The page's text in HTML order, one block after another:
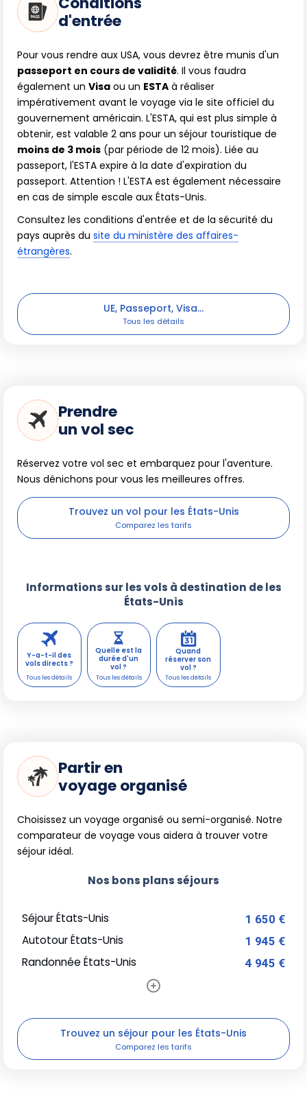
d'entrée
Pour vous rendre aux USA, vous devrez être munis d'un
passeport en cours de validité. Il vous faudra
également un Visa ou un ESTA à réaliser
impérativement avant le voyage via le site officiel du
gouvernement américain. L'ESTA, qui est plus simple à
obtenir, est valable 2 ans pour un séjour touristique de
moins de 3 mois (par période de 12 mois). Liée au
passeport, l'ESTA expire à la date d'expiration du
passeport. Attention ! L'ESTA est également nécessaire
en cas de simple escale aux États-Unis.
Consultez les conditions d'entrée et de la sécurité du
pays auprès du site du ministère des affaires-
étrangères.
UE, Passeport, Visa...
Prendre
un vol sec
Réservez votre vol sec et embarquez pour l'aventure.
Nous dénichons pour vous les meilleures offres.
Trouvez un vol pour les États-Unis
Informations sur les vols à destination de les
États-Unis
Y-a-t-il des
vols directs ?
Quelle est la
durée d'un
vol ?
Quand
réserver son
vol ?
Partir en
voyage organisé
Choisissez un voyage organisé ou semi-organisé. Notre
comparateur de voyage vous aidera à trouver votre
séjour idéal.
Nos bons plans séjours
Séjour États-Unis 1 650 €
Autotour États-Unis 1 945 €
Randonnée États-Unis 4 945 €
Trouvez un séjour pour les États-Unis